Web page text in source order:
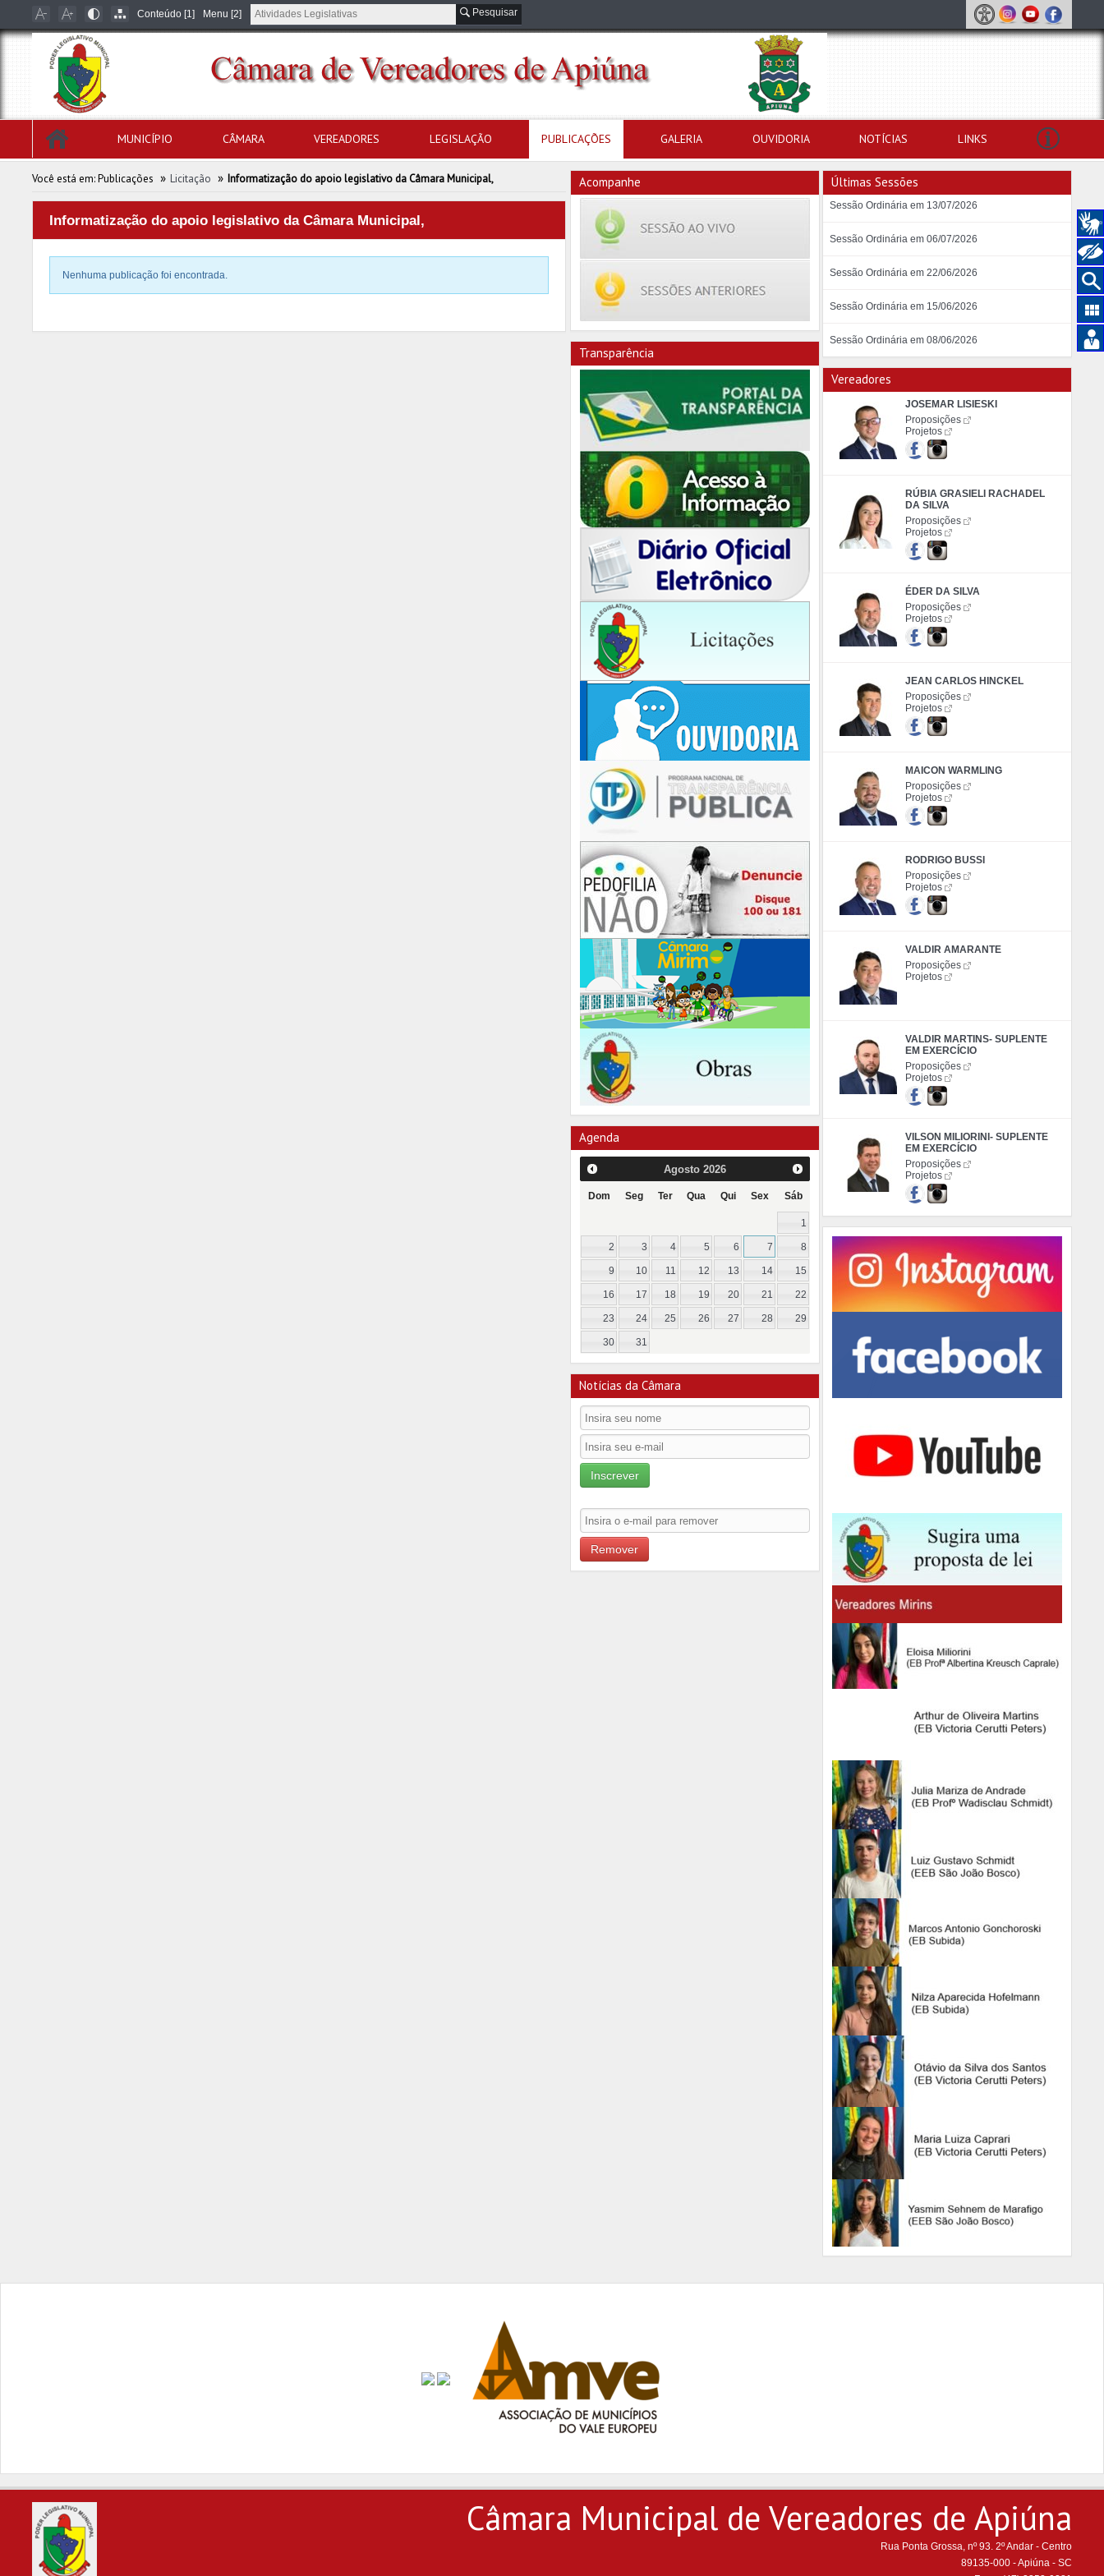
Conteúdo [1] Menu [2] Pesquisar
MUNICÍPIO CÂMARA VEREADORES LEGISLAÇÃO PUBLICAÇÕES GALERIA OUVIDORIA NOTÍCIAS LINKS
Você está em:Publicações » Licitação » Informatização do apoio legislativo da Câmara Municipal,
Informatização do apoio legislativo da Câmara Municipal,
Nenhuma publicação foi encontrada.
Últimas Sessões
Sessão Ordinária em 13/07/2026
Sessão Ordinária em 06/07/2026
Sessão Ordinária em 22/06/2026
Sessão Ordinária em 15/06/2026
Sessão Ordinária em 08/06/2026
Vereadores
JOSEMAR LISIESKI
Proposições
Projetos
RÚBIA GRASIELI RACHADEL
DA SILVA
Proposições
Projetos
ÉDER DA SILVA
Proposições
Projetos
JEAN CARLOS HINCKEL
Proposições
Projetos
MAICON WARMLING
Proposições
Projetos
RODRIGO BUSSI
Proposições
Projetos
VALDIR AMARANTE
Proposições
Projetos
VALDIR MARTINS- SUPLENTE
EM EXERCÍCIO
Proposições
Projetos
VILSON MILIORINI- SUPLENTE
EM EXERCÍCIO
Proposições
Projetos
Acompanhe
Transparência
Agenda
Agosto 2026
Dom Seg Ter Qua Qui Sex Sáb
1
2 3 4 5 6 7 8
9 10 11 12 13 14 15
16 17 18 19 20 21 22
23 24 25 26 27 28 29
30 31
Notícias da Câmara
Inscrever
Remover
Câmara Municipal de Vereadores de Apiúna
Rua Ponta Grossa, nº 93. 2º Andar - Centro
89135-000 - Apiúna - SC